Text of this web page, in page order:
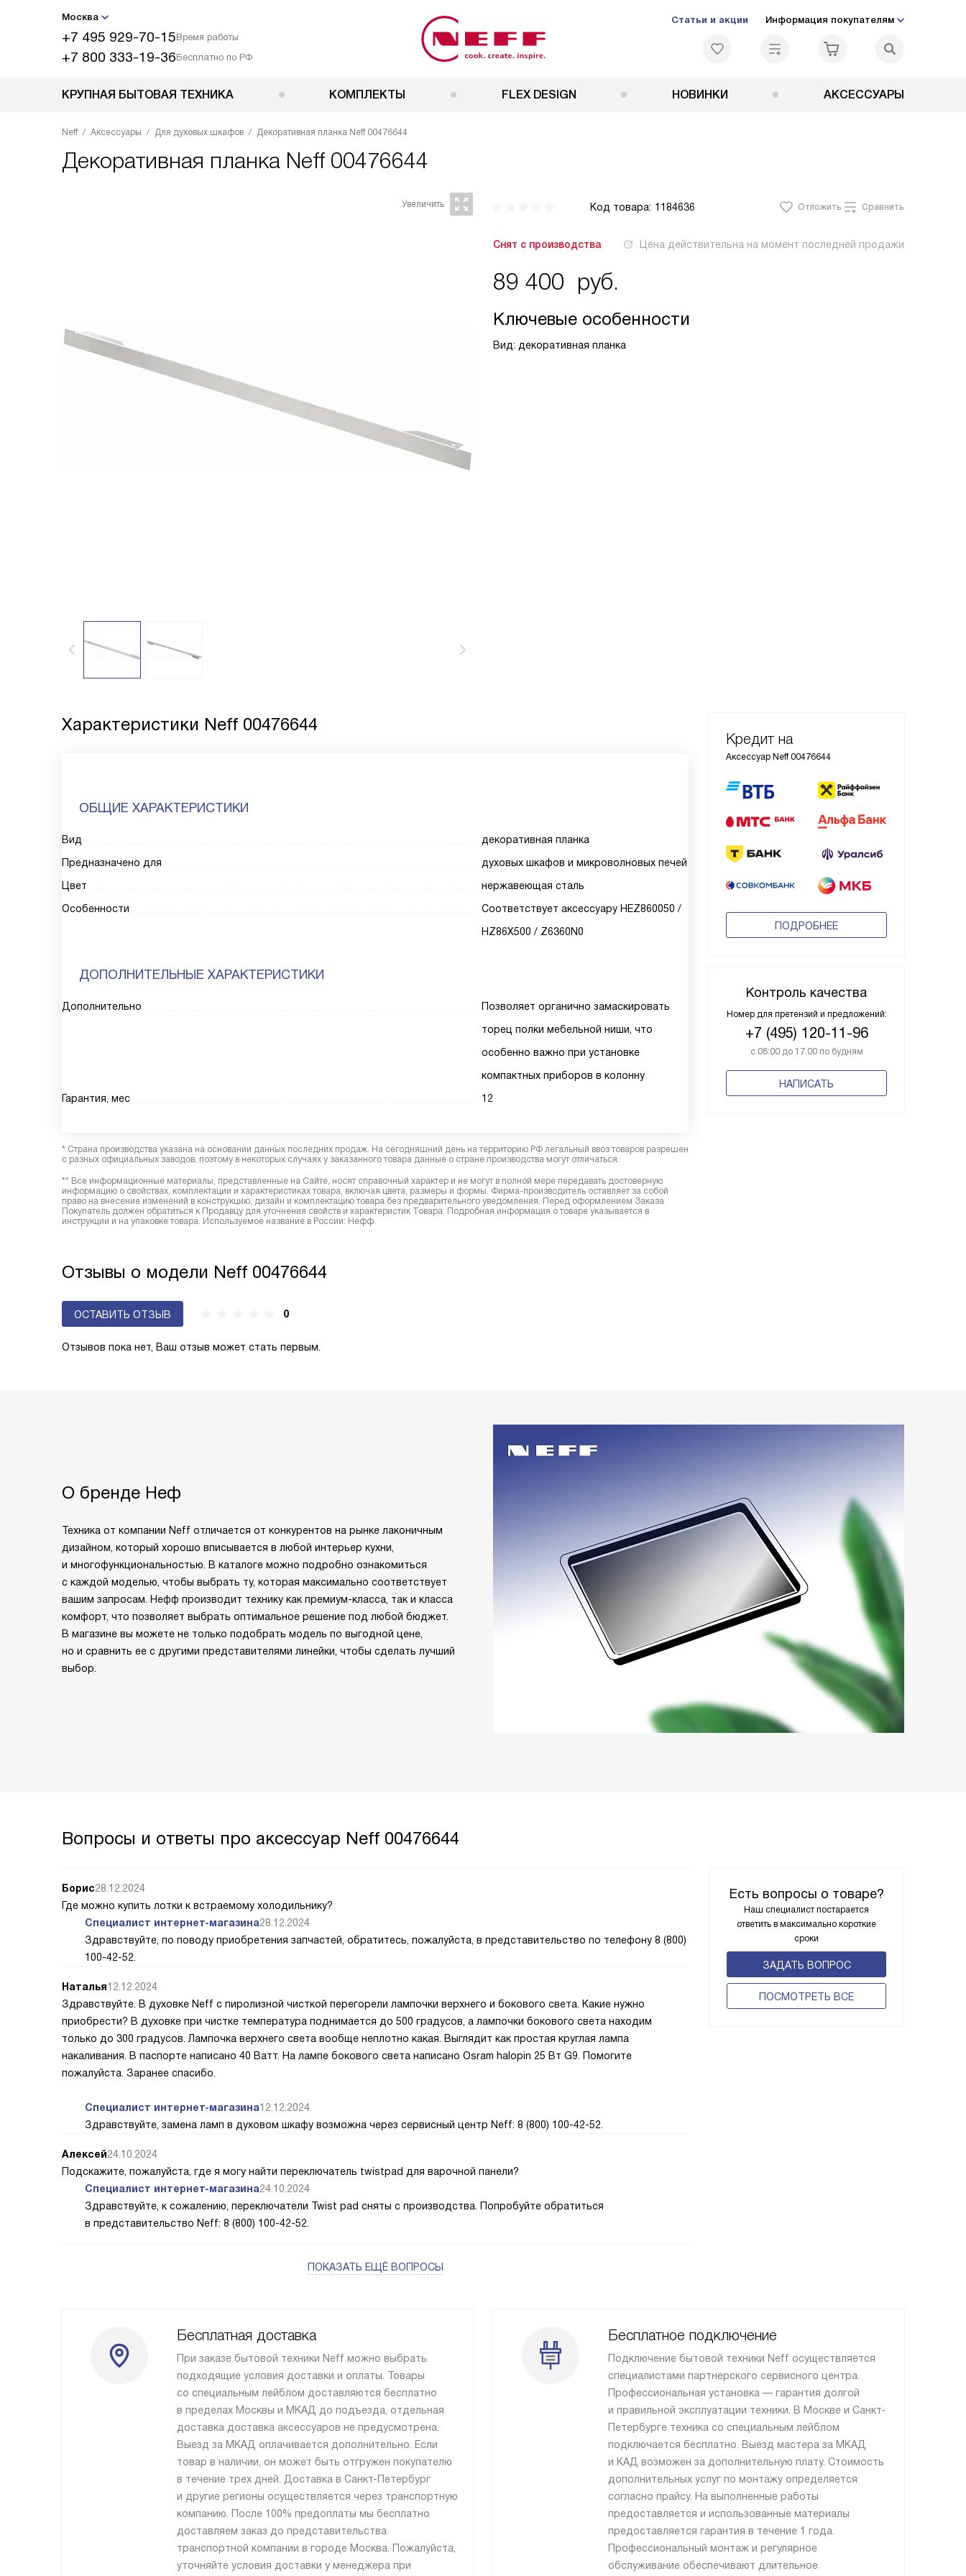
Москва
+7 495 929-70-15Время работы
+7 800 333-19-36Бесплатно по РФ
Статьи и акции Информация покупателям
КРУПНАЯ БЫТОВАЯ ТЕХНИКА КОМПЛЕКТЫ FLEX DESIGN НОВИНКИ АКСЕССУАРЫ
Neff Аксессуары Для духовых шкафов Декоративная планка Neff 00476644
Декоративная планка Neff 00476644
Код товара: 1184636 Отложить Сравнить
Снят с производства Цена действительна на момент последней продажи
89 400 руб.
Ключевые особенности
Вид: декоративная планка
Кредит на
Аксессуар Neff 00476644
ПОДРОБНЕЕ
Контроль качества
Номер для претензий и предложений:
+7 (495) 120-11-96
с 08:00 до 17:00 по будням
НАПИСАТЬ
Характеристики Neff 00476644
ОБЩИЕ ХАРАКТЕРИСТИКИ
Вид
декоративная планка
Предназначено для
духовых шкафов и микроволновых печей
Цвет
нержавеющая сталь
Особенности
Соответствует аксессуару HEZ860050 /
HZ86X500 / Z6360N0
ДОПОЛНИТЕЛЬНЫЕ ХАРАКТЕРИСТИКИ
Дополнительно
Позволяет органично замаскировать
торец полки мебельной ниши, что
особенно важно при установке
компактных приборов в колонну
Гарантия, мес
12
* Страна производства указана на основании данных последних продаж. На сегодняшний день на территорию РФ легальный ввоз товаров разрешен
с разных официальных заводов, поэтому в некоторых случаях у заказанного товара данные о стране производства могут отличаться.
** Все информационные материалы, представленные на Сайте, носят справочный характер и не могут в полной мере передавать достоверную
информацию о свойствах, комплектации и характеристиках товара, включая цвета, размеры и формы. Фирма-производитель оставляет за собой
право на внесение изменений в конструкцию, дизайн и комплектацию товара без предварительного уведомления. Перед оформлением Заказа
Покупатель должен обратиться к Продавцу для уточнения свойств и характеристик Товара. Подробная информация о товаре указывается в
инструкции и на упаковке товара. Используемое название в России: Нефф
Отзывы о модели Neff 00476644
0
ОСТАВИТЬ ОТЗЫВ
Отзывов пока нет, Ваш отзыв может стать первым.
О бренде Неф
Техника от компании Neff отличается от конкурентов на рынке лаконичным
дизайном, который хорошо вписывается в любой интерьер кухни,
и многофункциональностью. В каталоге можно подробно ознакомиться
с каждой моделью, чтобы выбрать ту, которая максимально соответствует
вашим запросам. Нефф производит технику как премиум-класса, так и класса
комфорт, что позволяет выбрать оптимальное решение под любой бюджет.
В магазине вы можете не только подобрать модель по выгодной цене,
но и сравнить ее с другими представителями линейки, чтобы сделать лучший
выбор.
Вопросы и ответы про аксессуар Neff 00476644
Есть вопросы о товаре?
Наш специалист постарается
ответить в максимально короткие
сроки
ЗАДАТЬ ВОПРОС
ПОCМОТРЕТЬ ВСЕ
Борис28.12.2024
Где можно купить лотки к встраемому холодильнику?
Специалист интернет-магазина28.12.2024
Здравствуйте, по поводу приобретения запчастей, обратитесь, пожалуйста, в представительство по телефону 8 (800)
100-42-52.
Наталья12.12.2024
Здравствуйте. В духовке Neff с пиролизной чисткой перегорели лампочки верхнего и бокового света. Какие нужно
приобрести? В духовке при чистке температура поднимается до 500 градусов, а лампочки бокового света находим
только до 300 градусов. Лампочка верхнего света вообще неплотно какая. Выглядит как простая круглая лампа
накаливания. В паспорте написано 40 Ватт. На лампе бокового света написано Osram halopin 25 Вт G9. Помогите
пожалуйста. Заранее спасибо.
Специалист интернет-магазина12.12.2024
Здравствуйте, замена ламп в духовом шкафу возможна через сервисный центр Neff: 8 (800) 100-42-52.
Алексей24.10.2024
Подскажите, пожалуйста, где я могу найти переключатель twistpad для варочной панели?
Специалист интернет-магазина24.10.2024
Здравствуйте, к сожалению, переключатели Twist pad сняты с производства. Попробуйте обратиться
в представительство Neff: 8 (800) 100-42-52.
ПОКАЗАТЬ ЕЩЁ ВОПРОСЫ
Бесплатная доставка
При заказе бытовой техники Neff можно выбрать
подходящие условия доставки и оплаты. Товары
со специальным лейблом доставляются бесплатно
в пределах Москвы и МКАД до подъезда, отдельная
доставка доставка аксессуаров не предусмотрена.
Выезд за МКАД оплачивается дополнительно. Если
товар в наличии, он может быть отгружен покупателю
в течение трех дней. Доставка в Санкт-Петербург
и другие регионы осуществляется через транспортную
компанию. После 100% предоплаты мы бесплатно
доставляем заказ до представительства
транспортной компании в городе Москва. Пожалуйста,
уточняйте условия доставки у менеджера при
Бесплатное подключение
Подключение бытовой техники Neff осуществляется
специалистами партнерского сервисного центра.
Профессиональная установка — гарантия долгой
и правильной эксплуатации техники. В Москве и Санкт-
Петербурге техника со специальным лейблом
подключается бесплатно. Выезд мастера за МКАД
и КАД возможен за дополнительную плату. Стоимость
дополнительных услуг по монтажу определяется
согласно прайсу. На выполненные работы
предоставляется и использованные материалы
предоставляется гарантия в течение 1 года.
Профессиональный монтаж и регулярное
обслуживание обеспечивают длительное